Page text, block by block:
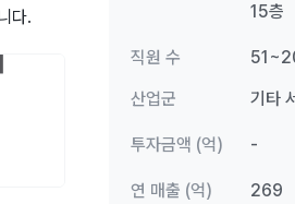
다.
15층
직원 수
산업군
기타
투자금액 (억) -
연 매출 (억) 269